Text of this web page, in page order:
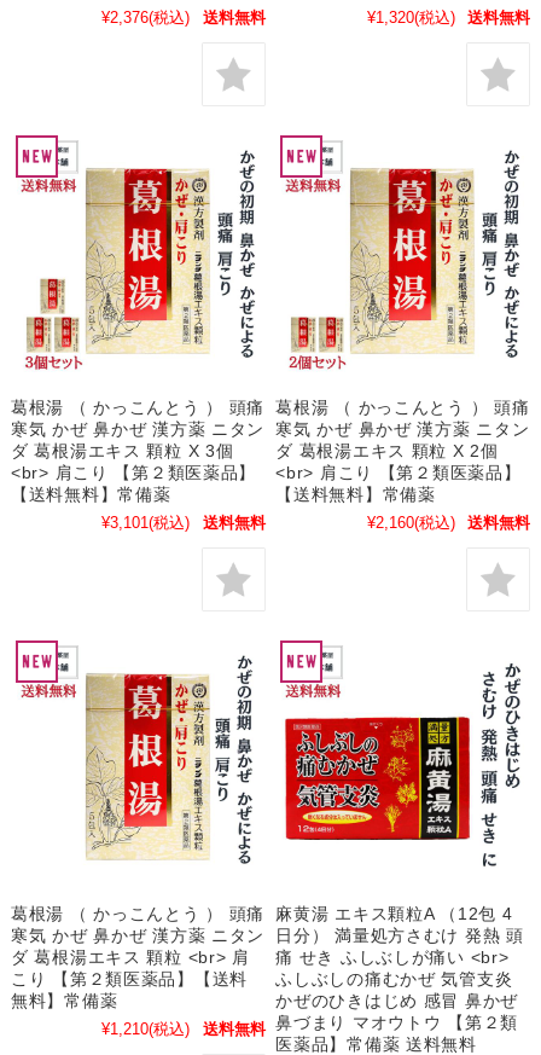
¥2,376(税込) 送料無料 ¥1,320(税込) 送料無料
葛根湯 （ かっこんとう ） 頭痛
寒気 かぜ 鼻かぜ 漢方薬 ニタン
ダ 葛根湯エキス 顆粒 X 3個
<br> 肩こり 【第２類医薬品】
【送料無料】常備薬
¥3,101(税込) 送料無料
葛根湯 （ かっこんとう ） 頭痛
寒気 かぜ 鼻かぜ 漢方薬 ニタン
ダ 葛根湯エキス 顆粒 X 2個
<br> 肩こり 【第２類医薬品】
【送料無料】常備薬
¥2,160(税込) 送料無料
葛根湯 （ かっこんとう ） 頭痛
寒気 かぜ 鼻かぜ 漢方薬 ニタン
ダ 葛根湯エキス 顆粒 <br> 肩
こり 【第２類医薬品】【送料
無料】常備薬
¥1,210(税込) 送料無料
麻黄湯 エキス顆粒A （12包 4
日分） 満量処方さむけ 発熱 頭
痛 せき ふしぶしが痛い <br>
ふしぶしの痛むかぜ 気管支炎
かぜのひきはじめ 感冒 鼻かぜ
鼻づまり マオウトウ 【第２類
医薬品】常備薬 送料無料